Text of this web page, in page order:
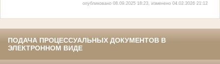
опубликовано 08.09.2025 18:23, изменено 04.02.2026 21:12
ПОДАЧА ПРОЦЕССУАЛЬНЫХ ДОКУМЕНТОВ В
ЭЛЕКТРОННОМ ВИДЕ